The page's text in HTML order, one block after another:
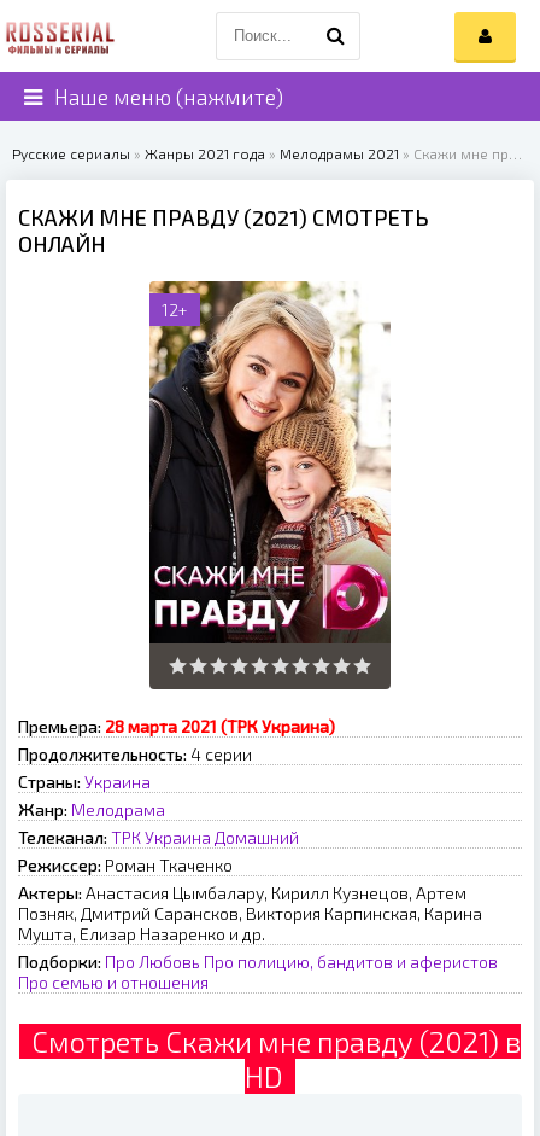
Наше меню (нажмите)
Русские сериалы » Жанры 2021 года » Мелодрамы 2021 » Скажи мне правду (2021)
СКАЖИ МНЕ ПРАВДУ (2021) СМОТРЕТЬ
ОНЛАЙН
12+
Премьера: 28 марта 2021 (ТРК Украина)
Продолжительность: 4 серии
Страны: Украина
Жанр: Мелодрама
Телеканал: ТРК Украина Домашний
Режиссер: Роман Ткаченко
Актеры: Анастасия Цымбалару, Кирилл Кузнецов, Артем
Позняк, Дмитрий Сарансков, Виктория Карпинская, Карина
Мушта, Елизар Назаренко и др.
Подборки: Про Любовь Про полицию, бандитов и аферистов
Про семью и отношения
Смотреть Скажи мне правду (2021) в
HD